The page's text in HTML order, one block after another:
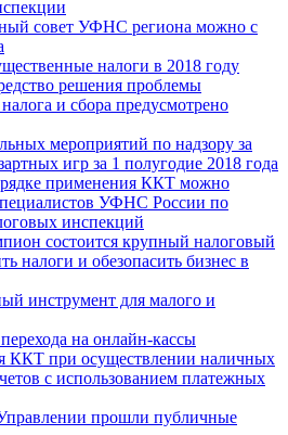
совет УФНС региона можно с
налоги в 2018 году
решения проблемы
и сбора предусмотрено
мероприятий по надзору за
игр за 1 полугодие 2018 года
применения ККТ можно
УФНС России по
инспекций
состоится крупный налоговый
налоги и обезопасить бизнес в
инструмент для малого и
на онлайн-кассы
ККТ при осуществлении наличных
с использованием платежных
прошли публичные